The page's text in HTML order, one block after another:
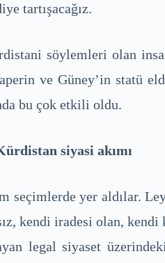
tartışacağız.
söylemleri olan
ve Güney’in
bu çok etkili oldu.
siyasi akımı
yer aldılar.
kendi iradesi olan,
legal siyaset